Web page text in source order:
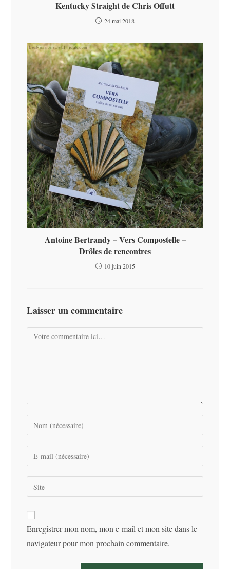
Kentucky Straight de Chris Offutt
24 mai 2018
Antoine Bertrandy – Vers Compostelle –
Drôles de rencontres
10 juin 2015
Laisser un commentaire
Comment
Enter
your
name
comment
Enter
your
email
address
Saisir
l’URL
votre
site
(facultatif)
Enregistrer mon nom, mon e-mail et mon site dans le
navigateur pour mon prochain commentaire.